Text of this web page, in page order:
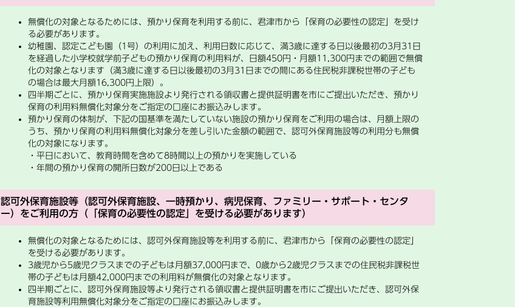
無償化の対象となるためには、預かり保育を利用する前に、君津市から「保育の必要性の認定」を受け
る必要があります。
幼稚園、認定こども園（1号）の利用に加え、利用日数に応じて、満3歳に達する日以後最初の3月31日
を経過した小学校就学前子どもの預かり保育の利用料が、日額450円・月額11,300円までの範囲で無償
化の対象となります（満3歳に達する日以後最初の3月31日までの間にある住民税非課税世帯の子ども
の場合は最大月額16,300円上限）。
四半期ごとに、預かり保育実施施設より発行される領収書と提供証明書を市にご提出いただき、預かり
保育の利用料無償化対象分をご指定の口座にお振込みします。
預かり保育の体制が、下記の国基準を満たしていない施設の預かり保育をご利用の場合は、月額上限の
うち、預かり保育の利用料無償化対象分を差し引いた金額の範囲で、認可外保育施設等の利用分も無償
化の対象になります。
・平日において、教育時間を含めて8時間以上の預かりを実施している
・年間の預かり保育の開所日数が200日以上である
認可外保育施設等（認可外保育施設、一時預かり、病児保育、ファミリー・サポート・センタ
ー）をご利用の方（「保育の必要性の認定」を受ける必要があります）
無償化の対象となるためには、認可外保育施設等を利用する前に、君津市から「保育の必要性の認定」
を受ける必要があります。
3歳児から5歳児クラスまでの子どもは月額37,000円まで、0歳から2歳児クラスまでの住民税非課税世
帯の子どもは月額42,000円までの利用料が無償化の対象となります。
四半期ごとに、認可外保育施設等より発行される領収書と提供証明書を市にご提出いただき、認可外保
育施設等利用無償化対象分をご指定の口座にお振込みします。